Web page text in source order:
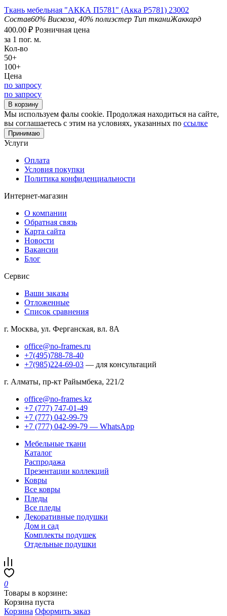
Ткань мебельная "АККА П5781" (Aкка Р5781) 23002
Состав60% Вискоза, 40% полиэстер Тип тканиЖаккард
400.00 ₽ Розничная цена
за 1 пог. м.
Кол-во
50+
100+
Цена
по запросу
по запросу
В корзину
Мы используем фалы cookie. Продолжая находиться на сайте,
вы соглашаетесь с этим на условиях, указанных по ссылке
Принимаю
Услуги
Оплата
Условия покупки
Политика конфиденциальности
Интернет-магазин
О компании
Обратная связь
Карта сайта
Новости
Вакансии
Блог
Сервис
Ваши заказы
Отложенные
Список сравнения
г. Москва, ул. Ферганская, вл. 8А
office@no-frames.ru
+7(495)788-78-40
+7(985)224-69-03 — для консультаций
г. Алматы, пр-кт Райымбека, 221/2
office@no-frames.kz
+7 (777) 747-01-49
+7 (777) 042-99-79
+7 (777) 042-99-79 — WhatsApp
Мебельные ткани
Каталог
Распродажа
Презентации коллекций
Ковры
Все ковры
Пледы
Все пледы
Декоративные подушки
Дом и сад
Комплекты подушек
Отдельные подушки
0
Товары в корзине:
Корзина пуста
Корзина Оформить заказ